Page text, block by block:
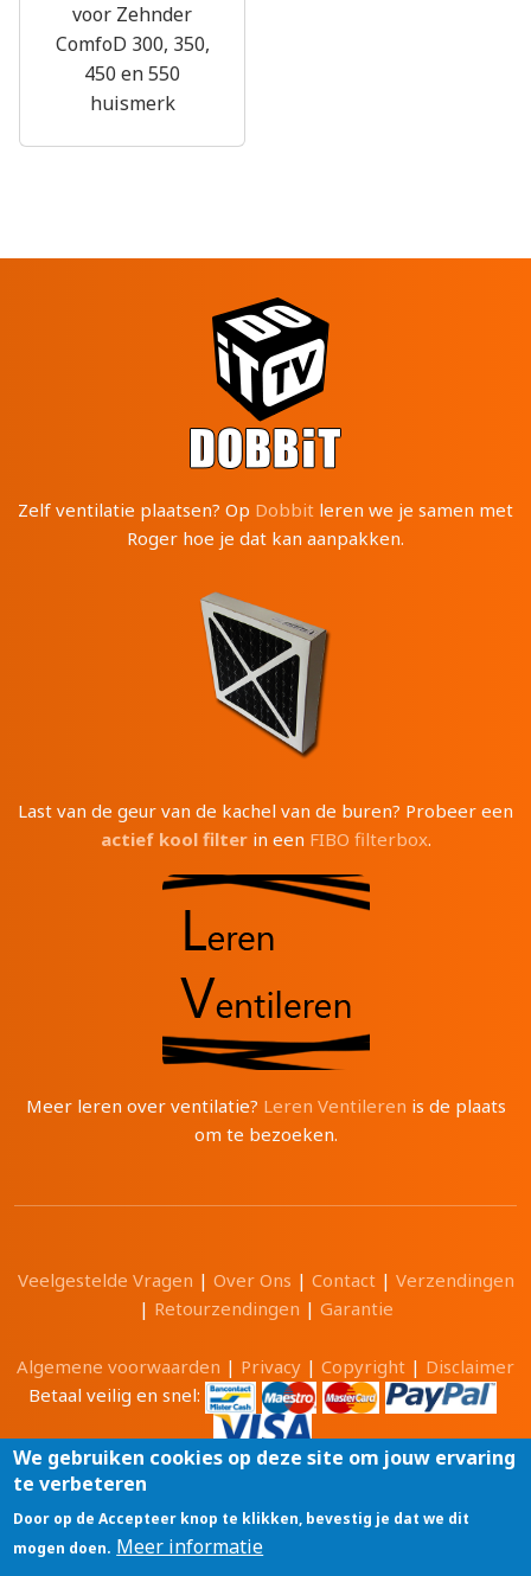
voor Zehnder
ComfoD 300, 350,
450 en 550
huismerk
Zelf ventilatie plaatsen? Op Dobbit leren we je samen met
Roger hoe je dat kan aanpakken.
Last van de geur van de kachel van de buren? Probeer een
actief kool filterin een FIBO filterbox.
Meer leren over ventilatie? Leren Ventileren is de plaats
om te bezoeken.
Veelgestelde Vragen | Over Ons | Contact| Verzendingen
| Retourzendingen | Garantie
Algemene voorwaarden | Privacy | Copyright | Disclaimer
Betaal veilig en snel:
Alle prijzen zijn in Euro en inclusief 21% BTW.
Luchtwinkel.be® is een merk van
We gebruiken cookies op deze site om jouw ervaring
te verbeteren
Door op de Accepteer knop te klikken, bevestig je dat we dit
mogen doen. Meer informatie